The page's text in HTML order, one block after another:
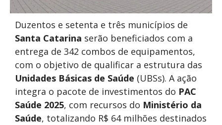
Duzentos e setenta e três municípios de
Santa Catarina serão beneficiados com a
entrega de 342 combos de equipamentos,
com o objetivo de qualificar a estrutura das
Unidades Básicas de Saúde (UBSs). A ação
integra o pacote de investimentos do PAC
Saúde 2025, com recursos do Ministério da
Saúde, totalizando R$ 64 milhões destinados